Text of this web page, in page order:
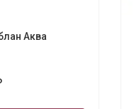
Аква